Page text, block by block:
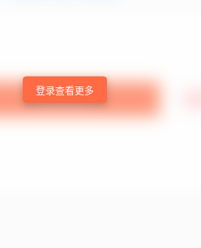
登录查看更多